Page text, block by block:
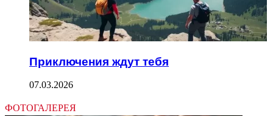
Приключения ждут тебя
07.03.2026
ФОТОГАЛЕРЕЯ